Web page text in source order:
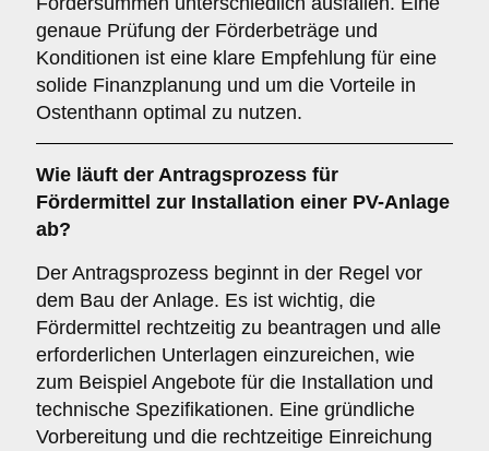
genaue Prüfung der Förderbeträge und
Konditionen ist eine klare Empfehlung für eine
solide Finanzplanung und um die Vorteile in
Ostenthann optimal zu nutzen.
Wie läuft der Antragsprozess für
Fördermittel zur Installation einer PV-Anlage
ab?
Der Antragsprozess beginnt in der Regel vor
dem Bau der Anlage. Es ist wichtig, die
Fördermittel rechtzeitig zu beantragen und alle
erforderlichen Unterlagen einzureichen, wie
zum Beispiel Angebote für die Installation und
technische Spezifikationen. Eine gründliche
Vorbereitung und die rechtzeitige Einreichung